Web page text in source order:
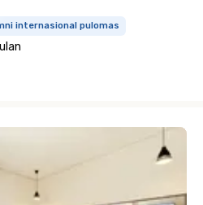
internasional pulomas